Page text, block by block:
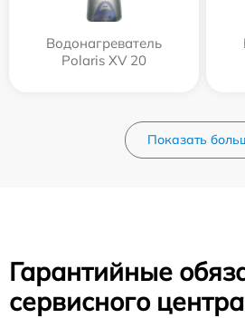
Водонагреватель
Polaris XV 20
Показать
Гарантийные
сервисного